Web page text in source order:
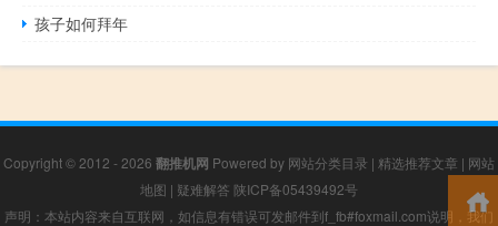
孩子如何拜年
Copyright © 2012 - 2026 翻推机网 Powered by 网站分类目录 | 精选推荐文章 | 网站
地图 | 疑难解答 陕ICP备05439492号
声明：本站内容来自互联网，如信息有错误可发邮件到f_fb#foxmail.com说明，我们